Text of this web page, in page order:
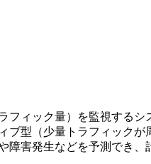
フィック量）を監視する
ブ型（少量トラフィック
障害発生などを予測でき